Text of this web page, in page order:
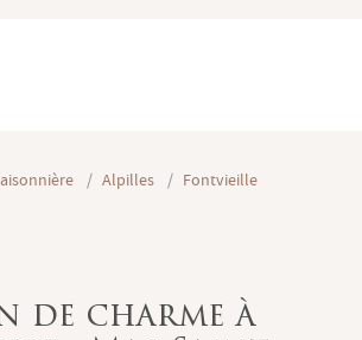
/ Alpilles / Fontvieille
de charme à